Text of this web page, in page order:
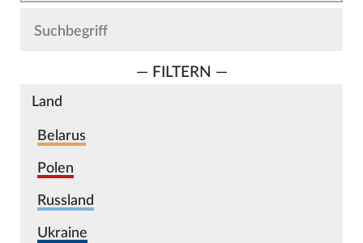
— FILTERN —
Land
Belarus
Polen
Russland
Ukraine